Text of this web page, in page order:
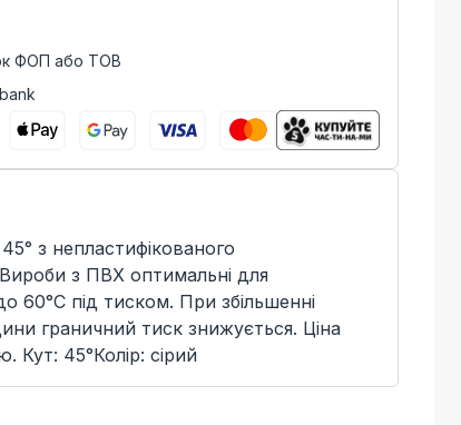
ФОП або ТОВ
з непластифікованого
Вироби з ПВХ оптимальні для
60°C під тиском. При збільшенні
граничний тиск знижується. Ціна
Кут: 45°Колір: сірий